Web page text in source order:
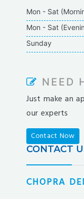
Mon - Sat
Mon - Sat
Sunday
NEED
Just make an
our experts
Contact Now
CONTACT
CHOPRA